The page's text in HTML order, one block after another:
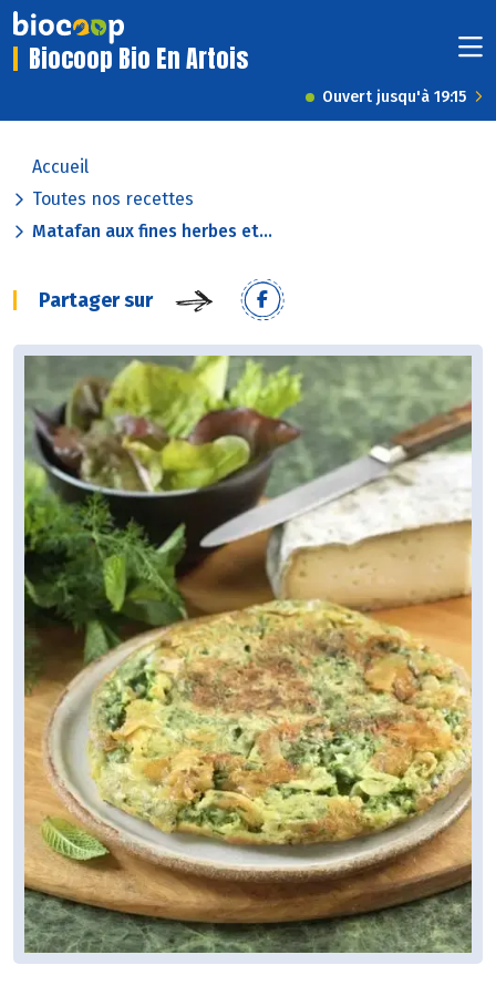
Biocoop Bio En Artois
Ouvert jusqu'à 19:15
Accueil
Toutes nos recettes
Matafan aux fines herbes et...
Partager sur